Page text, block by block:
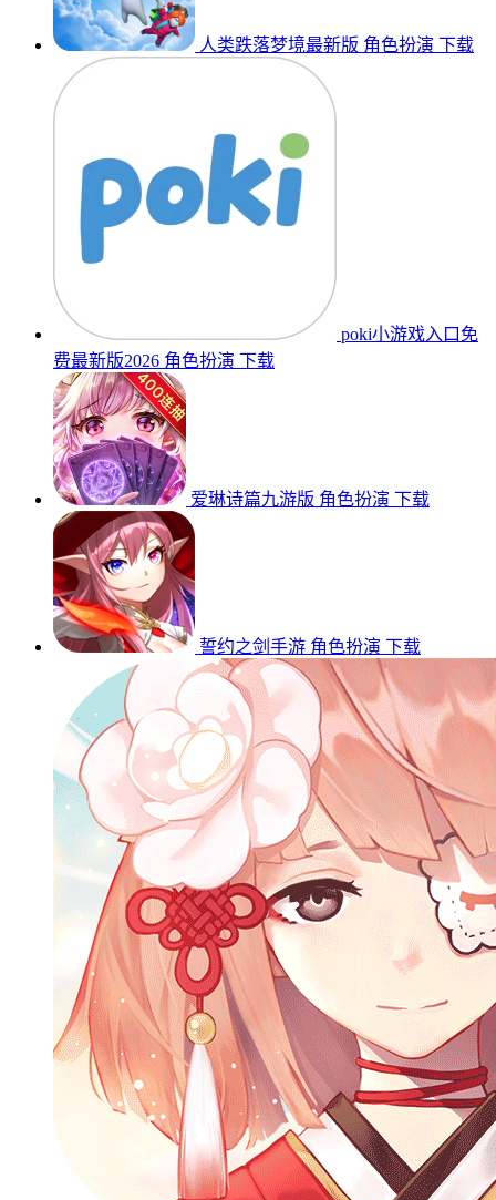
人类跌落梦境最新版 角色扮演 下载
poki小游戏入口免
费最新版2026 角色扮演 下载
爱琳诗篇九游版 角色扮演 下载
誓约之剑手游 角色扮演 下载